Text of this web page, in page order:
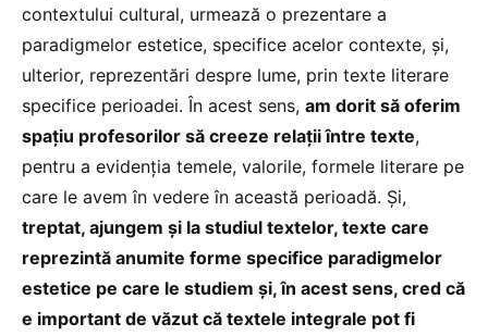
contextului cultural, urmează o prezentare a
paradigmelor estetice, specifice acelor contexte, și,
ulterior, reprezentări despre lume, prin texte literare
specifice perioadei. În acest sens, am dorit să oferim
spațiu profesorilor să creeze relații între texte,
pentru a evidenția temele, valorile, formele literare pe
care le avem în vedere în această perioadă. Și,
treptat, ajungem și la studiul textelor, texte care
reprezintă anumite forme specifice paradigmelor
estetice pe care le studiem și, în acest sens, cred că
e important de văzut că textele integrale pot fi